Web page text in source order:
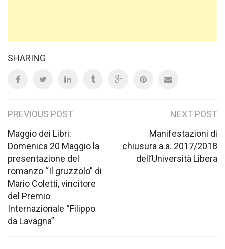
SHARING
Post
navigation
PREVIOUS POST
Maggio dei Libri:
Domenica 20 Maggio la
presentazione del
romanzo “Il gruzzolo” di
Mario Coletti, vincitore
del Premio
Internazionale “Filippo
da Lavagna”
NEXT POST
Manifestazioni di
chiusura a.a. 2017/2018
dell’Università Libera